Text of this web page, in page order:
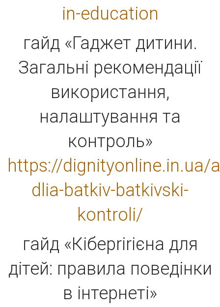
in-education
гайд «Гаджет дитини.
Загальні рекомендації
використання,
налаштування та
контроль»
https://dignityonline.in.ua/
dlia-batkiv-batkivski-
kontroli/
гайд «Кіберrіrієна для
дітей: правила поведінки
в інтернеті»